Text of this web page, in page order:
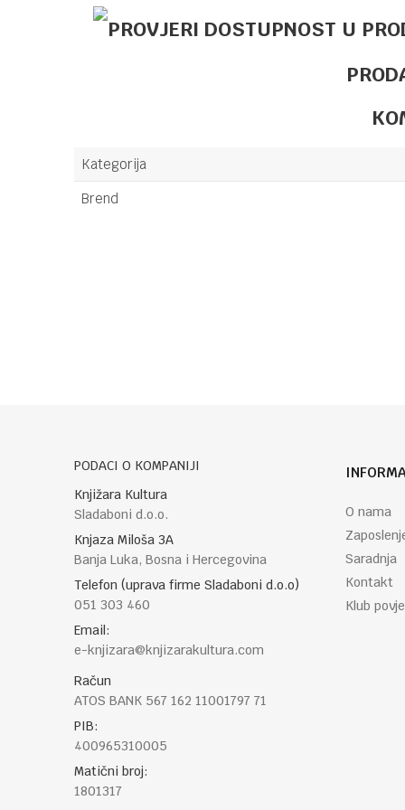
Kategorija
Brend
PODACI O KOMPANIJI
Knjižara Kultura
Sladaboni d.o.o.
Knjaza Miloša 3A
Banja Luka, Bosna i Hercegovina
Telefon (uprava firme Sladaboni d.o.o)
051 303 460
Email:
e-knjizara@knjizarakultura.com
Račun
ATOS BANK 567 162 11001797 71
PIB:
400965310005
Matični broj:
1801317
O nama
Saradnja
Kontakt
Klub